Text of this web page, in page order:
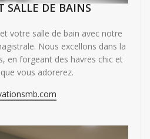
SALLE DE BAINS
votre salle de bain avec notre
Nous excellons dans la
en forgeant des havres chic et
vous adorerez.